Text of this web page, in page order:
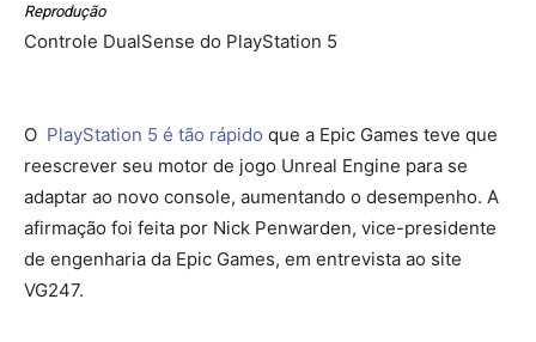
Reprodução
Controle DualSense do PlayStation 5
O PlayStation 5 é tão rápido que a Epic Games teve que
reescrever seu motor de jogo Unreal Engine para se
adaptar ao novo console, aumentando o desempenho. A
afirmação foi feita por Nick Penwarden, vice-presidente
de engenharia da Epic Games, em entrevista ao site
VG247.